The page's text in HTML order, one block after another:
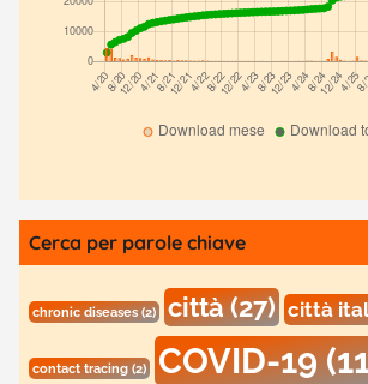
Cerca per parole chiave
chronic diseases(2) città(27) città
contact tracing(2) COVID-19